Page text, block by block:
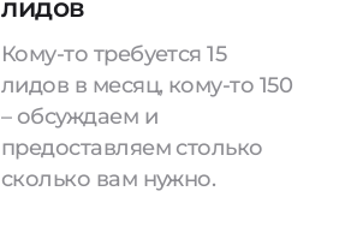
лидов
Кому-то требуется 15
лидов в месяц, кому-то 150
– обсуждаем и
предоставляем столько
сколько вам нужно.